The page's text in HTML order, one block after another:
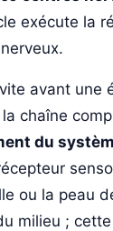
exécute la
avant une
chaîne
du
ou la peau
milieu ;